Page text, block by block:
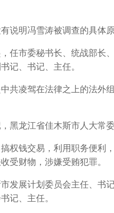
说明冯雪涛被调查的具体原
任市委秘书长、统战部
记、书记、主任。
共凌驾在法律之上的法外
黑龙江省佳木斯市人大常
权钱交易，利用职务便利
受财物，涉嫌受贿犯罪。
发展计划委员会主任、书
记、主任。